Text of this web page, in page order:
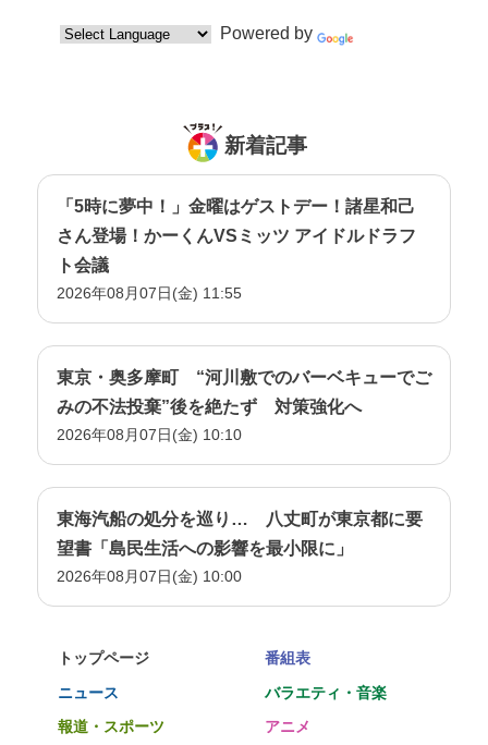
Powered by
新着記事
「5時に夢中！」金曜はゲストデー！諸星和己
さん登場！かーくんVSミッツ アイドルドラフ
ト会議
2026年08月07日(金) 11:55
東京・奥多摩町 “河川敷でのバーベキューでご
みの不法投棄”後を絶たず 対策強化へ
2026年08月07日(金) 10:10
東海汽船の処分を巡り… 八丈町が東京都に要
望書「島民生活への影響を最小限に」
2026年08月07日(金) 10:00
トップページ
番組表
ニュース
バラエティ・音楽
報道・スポーツ
アニメ